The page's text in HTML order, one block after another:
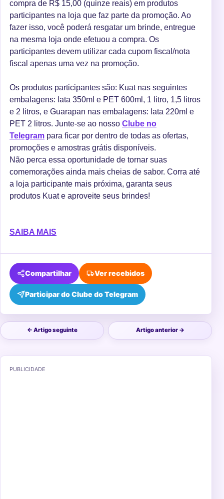
compra de R$ 15,00 (quinze reais) em produtos
participantes na loja que faz parte da promoção. Ao
fazer isso, você poderá resgatar um brinde, entregue
na mesma loja onde efetuou a compra. Os
participantes devem utilizar cada cupom fiscal/nota
fiscal apenas uma vez na promoção.
Os produtos participantes são: Kuat nas seguintes
embalagens: lata 350ml e PET 600ml, 1 litro, 1,5 litros
e 2 litros, e Guarapan nas embalagens: lata 220ml e
PET 2 litros. Junte-se ao nosso Clube no
Telegram para ficar por dentro de todas as ofertas,
promoções e amostras grátis disponíveis.
Não perca essa oportunidade de tornar suas
comemorações ainda mais cheias de sabor. Corra até
a loja participante mais próxima, garanta seus
produtos Kuat e aproveite seus brindes!
SAIBA MAIS
Compartilhar
Participar do Clube do Telegram
Ver recebidos
← Artigo seguinte Artigo anterior →
PUBLICIDADE